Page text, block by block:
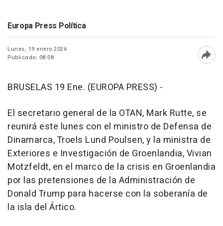
Europa Press Política
Lunes, 19 enero 2026
Publicado: 08:08
BRUSELAS 19 Ene. (EUROPA PRESS) -
El secretario general de la OTAN, Mark Rutte, se
reunirá este lunes con el ministro de Defensa de
Dinamarca, Troels Lund Poulsen, y la ministra de
Exteriores e Investigación de Groenlandia, Vivian
Motzfeldt, en el marco de la crisis en Groenlandia
por las pretensiones de la Administración de
Donald Trump para hacerse con la soberanía de
la isla del Ártico.